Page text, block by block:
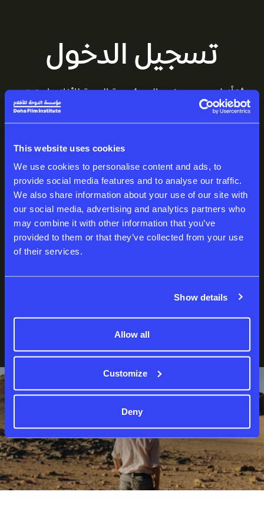
This website uses cookies
We use cookies to personalise content and ads, to
provide social media features and to analyse our traffic.
We also share information about your use of our site with
our social media, advertising and analytics partners who
may combine it with other information that you’ve
provided to them or that they’ve collected from your use
of their services.
Show details
Allow all
Customize
Deny
تسجيل الدخول
أهلًا بك من جديد في عالم مؤسسة الدوحة للأفلام. استمتع
بمساحتك المميزة، المليئة بالقصص المذهلة.
كلمة المرور
لست عضوا بعد؟ إنشاء حساب